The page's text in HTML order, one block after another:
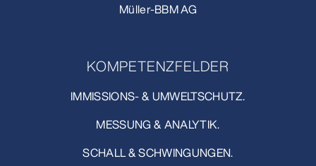
Müller-BBM AG
KOMPETENZFELDER
IMMISSIONS- & UMWELTSCHUTZ.
MESSUNG & ANALYTIK.
SCHALL & SCHWINGUNGEN.